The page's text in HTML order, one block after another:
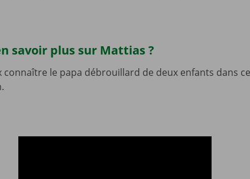
savoir plus sur Mattias ?
connaître le papa débrouillard de deux enfants dans